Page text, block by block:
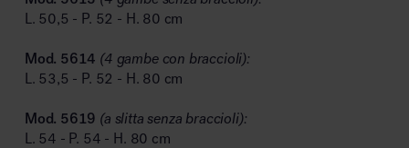
L. 50,5 - P. 52 - H. 80 cm
Mod. 5614 (4 gambe con braccioli):
L. 53,5 - P. 52 - H. 80 cm
Mod. 5619 (a slitta senza braccioli):
L. 54 - P. 54 - H. 80 cm